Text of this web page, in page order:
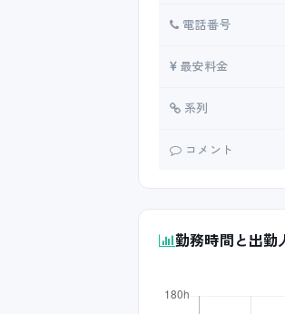
電話番号
最安料金
系列
コメント
勤務時間と出勤